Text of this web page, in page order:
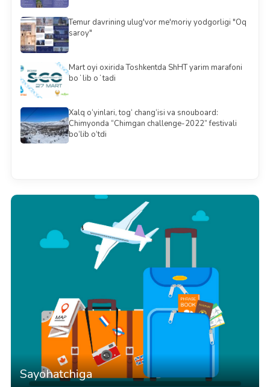
Temur davrining ulug'vor me'moriy yodgorligi "Oq
saroy"
Mart oyi oxirida Toshkentda ShHT yarim marafoni
boʻlib oʻtadi
Xalq o‘yinlari, tog‘ chang‘isi va snouboard:
Chimyonda “Chimgan challenge-2022” festivali
bo‘lib o‘tdi
Sayohatchiga